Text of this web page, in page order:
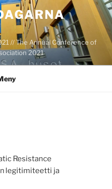
// The Annual Conference of
2021
Resistance
legitimiteetti ja